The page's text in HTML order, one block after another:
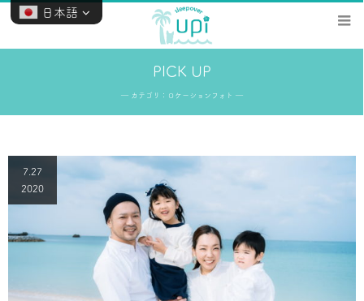
PICK UP
― カテゴリ：ロケーションフォト ―
7.27
2020
日本語